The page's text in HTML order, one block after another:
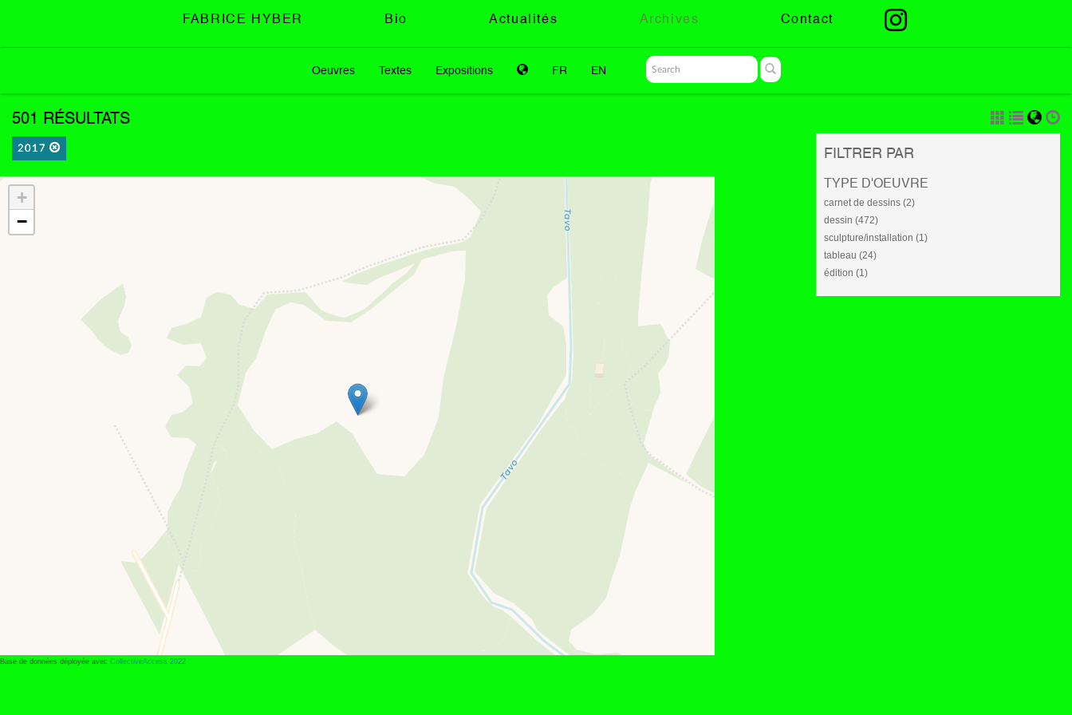
FABRICE HYBER Bio Actualités Archives Contact
Oeuvres Textes Expositions FR EN
501 RÉSULTATS
2017
+
−
FILTRER PAR
TYPE D'OEUVRE
carnet de dessins (2)
dessin (472)
sculpture/installation (1)
tableau (24)
édition (1)
Base de données déployée avec CollectiveAccess 2022